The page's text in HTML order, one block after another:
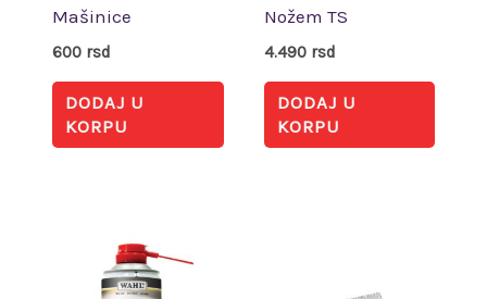
Mašinice
600 rsd
DODAJ U
KORPU
Nožem TS
4.490 rsd
DODAJ U
KORPU